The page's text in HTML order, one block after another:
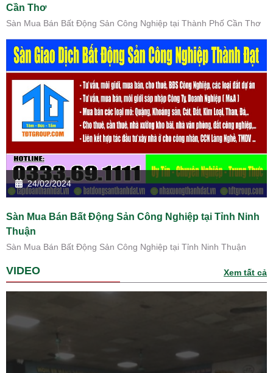
Cần Thơ
Sàn Mua Bán Bất Động Sản Công Nghiệp tại Thành Phố Cần Thơ
24/02/2024
Sàn Mua Bán Bất Động Sản Công Nghiệp tại Tỉnh Ninh
Thuận
Sàn Mua Bán Bất Động Sản Công Nghiệp tại Tỉnh Ninh Thuận
VIDEO Xem tất cả